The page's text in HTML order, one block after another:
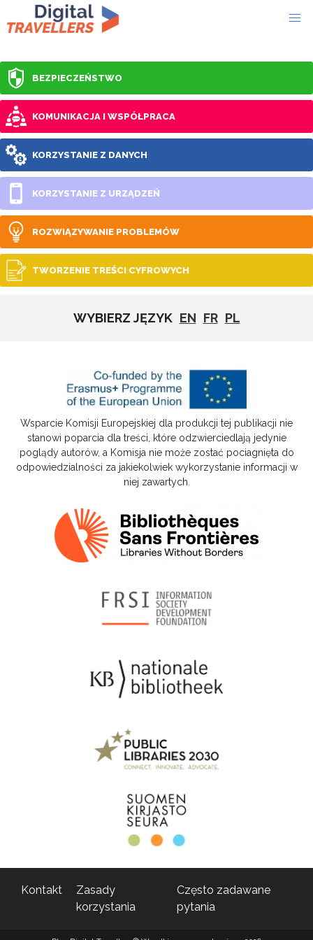
BEZPIECZEŃSTWO
KOMUNIKACJA I WSPÓŁPRACA
KORZYSTANIE Z DANYCH
KORZYSTANIE Z URZĄDZEŃ
ROZWIĄZYWANIE PROBLEMÓW
TWORZENIE TREŚCI CYFROWYCH
WYBIERZ JĘZYK EN FR PL
Wsparcie Komisji Europejskiej dla produkcji tej publikacji nie
stanowi poparcia dla treści, które odzwierciedlają jedynie
poglądy autorów, a Komisja nie może zostać pociagnięta do
odpowiedzialności za jakiekolwiek wykorzystanie informacji w
niej zawartych.
Kontakt
Zasady
korzystania
Często zadawane
pytania